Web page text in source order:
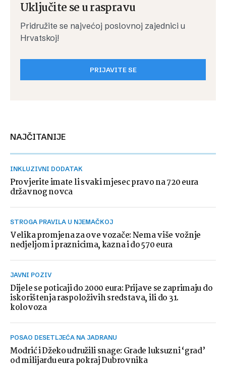
Uključite se u raspravu
Pridružite se najvećoj poslovnoj zajednici u
Hrvatskoj!
PRIJAVITE SE
NAJČITANIJE
INKLUZIVNI DODATAK
Provjerite imate li svaki mjesec pravo na 720 eura
državnog novca
STROGA PRAVILA U NJEMAČKOJ
Velika promjena za ove vozače: Nema više vožnje
nedjeljom i praznicima, kazna i do 570 eura
JAVNI POZIV
Dijele se poticaji do 2000 eura: Prijave se zaprimaju do
iskorištenja raspoloživih sredstava, ili do 31.
kolovoza
POSAO DESETLJEĆA NA JADRANU
Modrić i Džeko udružili snage: Grade luksuzni ‘grad’
od milijardu eura pokraj Dubrovnika